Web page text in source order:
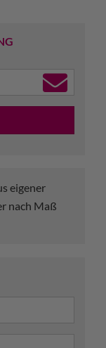
eigener
nach Maß